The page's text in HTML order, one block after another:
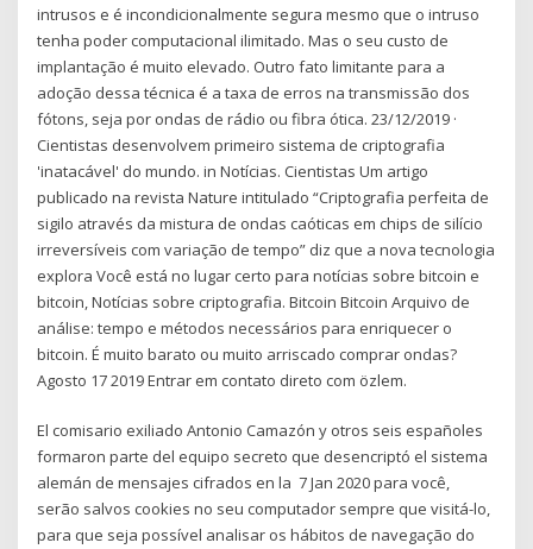
intrusos e é incondicionalmente segura mesmo que o intruso
tenha poder computacional ilimitado. Mas o seu custo de
implantação é muito elevado. Outro fato limitante para a
adoção dessa técnica é a taxa de erros na transmissão dos
fótons, seja por ondas de rádio ou fibra ótica. 23/12/2019 ·
Cientistas desenvolvem primeiro sistema de criptografia
'inatacável' do mundo. in Notícias. Cientistas Um artigo
publicado na revista Nature intitulado “Criptografia perfeita de
sigilo através da mistura de ondas caóticas em chips de silício
irreversíveis com variação de tempo” diz que a nova tecnologia
explora Você está no lugar certo para notícias sobre bitcoin e
bitcoin, Notícias sobre criptografia. Bitcoin Bitcoin Arquivo de
análise: tempo e métodos necessários para enriquecer o
bitcoin. É muito barato ou muito arriscado comprar ondas?
Agosto 17 2019 Entrar em contato direto com özlem.
El comisario exiliado Antonio Camazón y otros seis españoles
formaron parte del equipo secreto que desencriptó el sistema
alemán de mensajes cifrados en la 7 Jan 2020 para você,
serão salvos cookies no seu computador sempre que visitá-lo,
para que seja possível analisar os hábitos de navegação do